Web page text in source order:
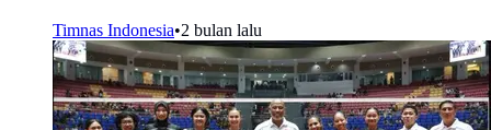
Timnas Indonesia•2 bulan lalu